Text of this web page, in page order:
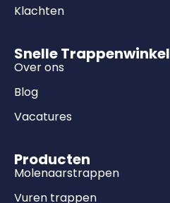
Klachten
Snelle Trappenwinkel
Over ons
Blog
Vacatures
Producten
Molenaarstrappen
Vuren trappen